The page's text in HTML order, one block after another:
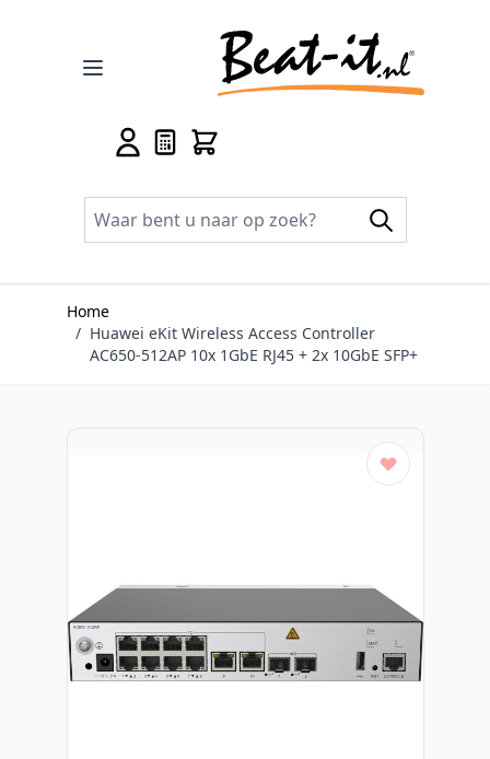
Home
/ Huawei eKit Wireless Access Controller
AC650-512AP 10x 1GbE RJ45 + 2x 10GbE SFP+